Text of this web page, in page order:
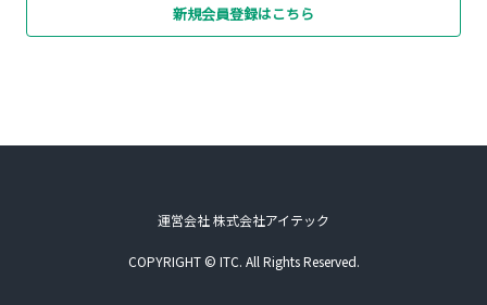
新規会員登録はこちら
運営会社 株式会社アイテック
COPYRIGHT © ITC. All Rights Reserved.